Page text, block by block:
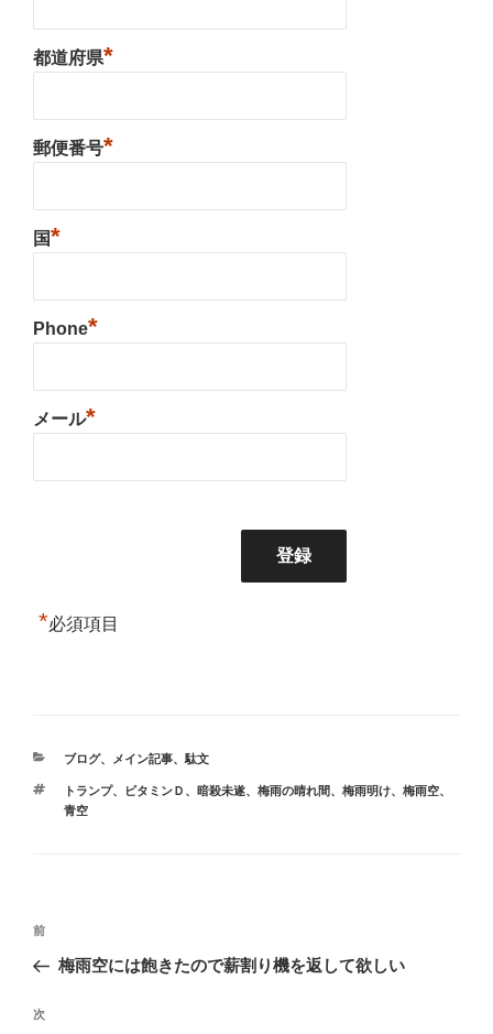
都道府県*
郵便番号*
国*
Phone*
メール*
*必須項目
カ
ゴ
リ
ブログ、 メイン記事、 駄文
タ
グ
トランプ、 ビタミンＤ 、 暗殺未遂、 梅雨の晴れ間、 梅雨明け、 梅雨空、
青空
投
ナ
ビ
前
の
稿
前
梅雨空には飽きたので薪割り機を返して欲しい
次
次